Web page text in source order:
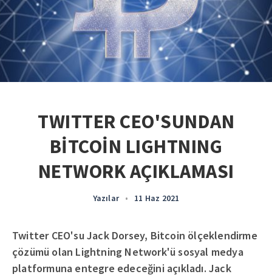
TWITTER CEO'SUNDAN
BİTCOİN LIGHTNING
NETWORK AÇIKLAMASI
Yazılar • 11 Haz 2021
Twitter CEO'su Jack Dorsey, Bitcoin ölçeklendirme
çözümü olan Lightning Network'ü sosyal medya
platformuna entegre edeceğini açıkladı. Jack